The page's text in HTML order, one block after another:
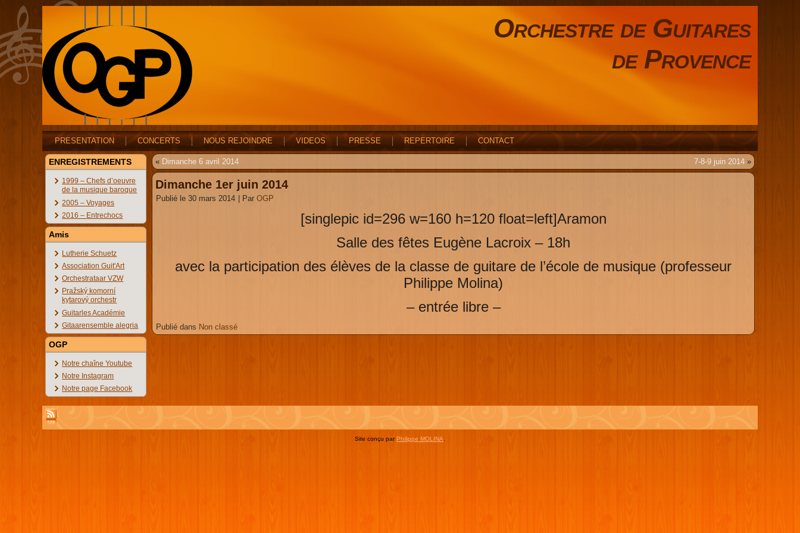
Orchestre de Guitares
de Provence
PRESENTATION CONCERTS NOUS REJOINDRE VIDEOS PRESSE REPERTOIRE CONTACT
ENREGISTREMENTS
1999 – Chefs d’oeuvre
de la musique baroque
2005 – Voyages
2016 – Entrechocs
Amis
Lutherie Schuetz
Association Guit'Art
Orchestrataar VZW
Pražský komorní
kytarový orchestr
Guitarles Académie
Gitaarensemble alegria
OGP
Notre chaîne Youtube
Notre Instagram
Notre page Facebook
« Dimanche 6 avril 2014 7-8-9 juin 2014 »
Dimanche 1er juin 2014
Publié le 30 mars 2014 Par OGP
[singlepic id=296 w=160 h=120 float=left]Aramon
Salle des fêtes Eugène Lacroix – 18h
avec la participation des élèves de la classe de guitare de l’école de musique (professeur
Philippe Molina)
– entrée libre –
Publié dans Non classé
Site conçu par Philippe MOLINA